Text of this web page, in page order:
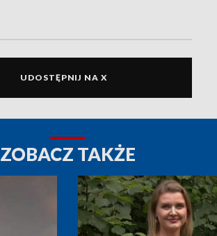
UDOSTĘPNIJ NA X
ZOBACZ TAKŻE